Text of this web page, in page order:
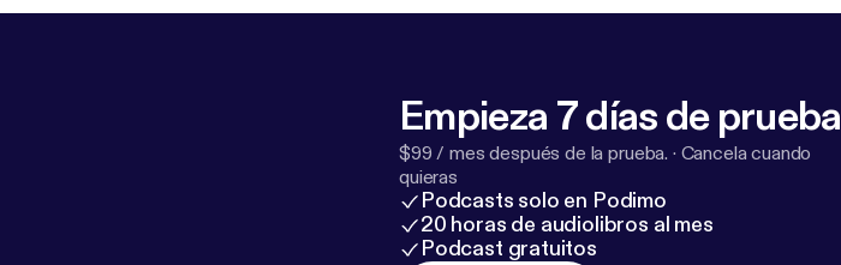
Empieza 7 días de prueba
$99 / mes después de la prueba. · Cancela cuando
quieras
Podcasts solo en Podimo
20 horas de audiolibros al mes
Podcast gratuitos